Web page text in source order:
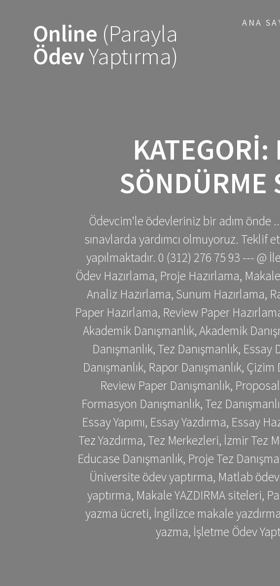
Online (Parayla
ÖdevYaptırma)
ANA
KATEGORI:
SÖNDÜRME
Ödevcim'le ödevleriniz bir adım önde
sınavlarda yardımcı olmuyoruz.
yapılmaktadır. 0 (312) 276 75 93 ---
Ödev Hazırlama, Proje Hazırlama,
Analiz Hazırlama, Sunum Hazırlama,
Paper Hazırlama, Review Paper
Akademik Danışmanlık, Akademik
Danışmanlık, Tez Danışmanlık,
Danışmanlık, Rapor Danışmanlık,
Review Paper Danışmanlık,
Formasyon Danışmanlık, Tez
Essay Yapımı, Essay Yazdırma, Essay
Tez Yazdırma, Tez Merkezleri, İzmir Tez
Educase Danışmanlık, Proje Tez
Üniversite ödev yaptırma, Matlab
yaptırma, Makale YAZDIRMA siteleri,
yazma ücreti, İngilizce makale
yazma, İşletme Ödev